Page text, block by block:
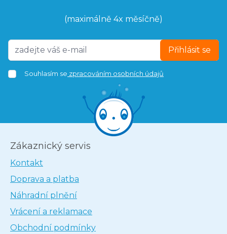
(maximálně 4x měsíčně)
Přihlásit se
Souhlasím se zpracováním osobních údajů
Zákaznický servis
Kontakt
Doprava a platba
Náhradní plnění
Vrácení a reklamace
Obchodní podmínky